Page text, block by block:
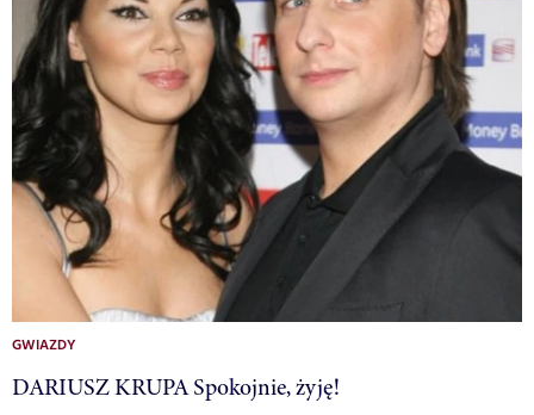
GWIAZDY
DARIUSZ KRUPA Spokojnie, żyję!